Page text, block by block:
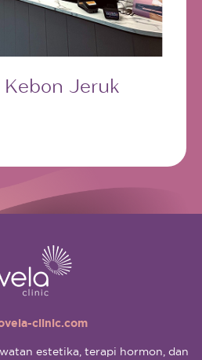
Jeruk
clinic.com
estetika, terapi hormon, dan